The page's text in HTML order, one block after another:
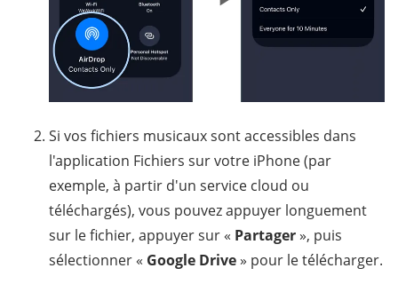
Si vos fichiers musicaux sont accessibles dans
l'application Fichiers sur votre iPhone (par
exemple, à partir d'un service cloud ou
téléchargés), vous pouvez appuyer longuement
sur le fichier, appuyer sur « Partager», puis
sélectionner « Google Drive» pour le télécharger.